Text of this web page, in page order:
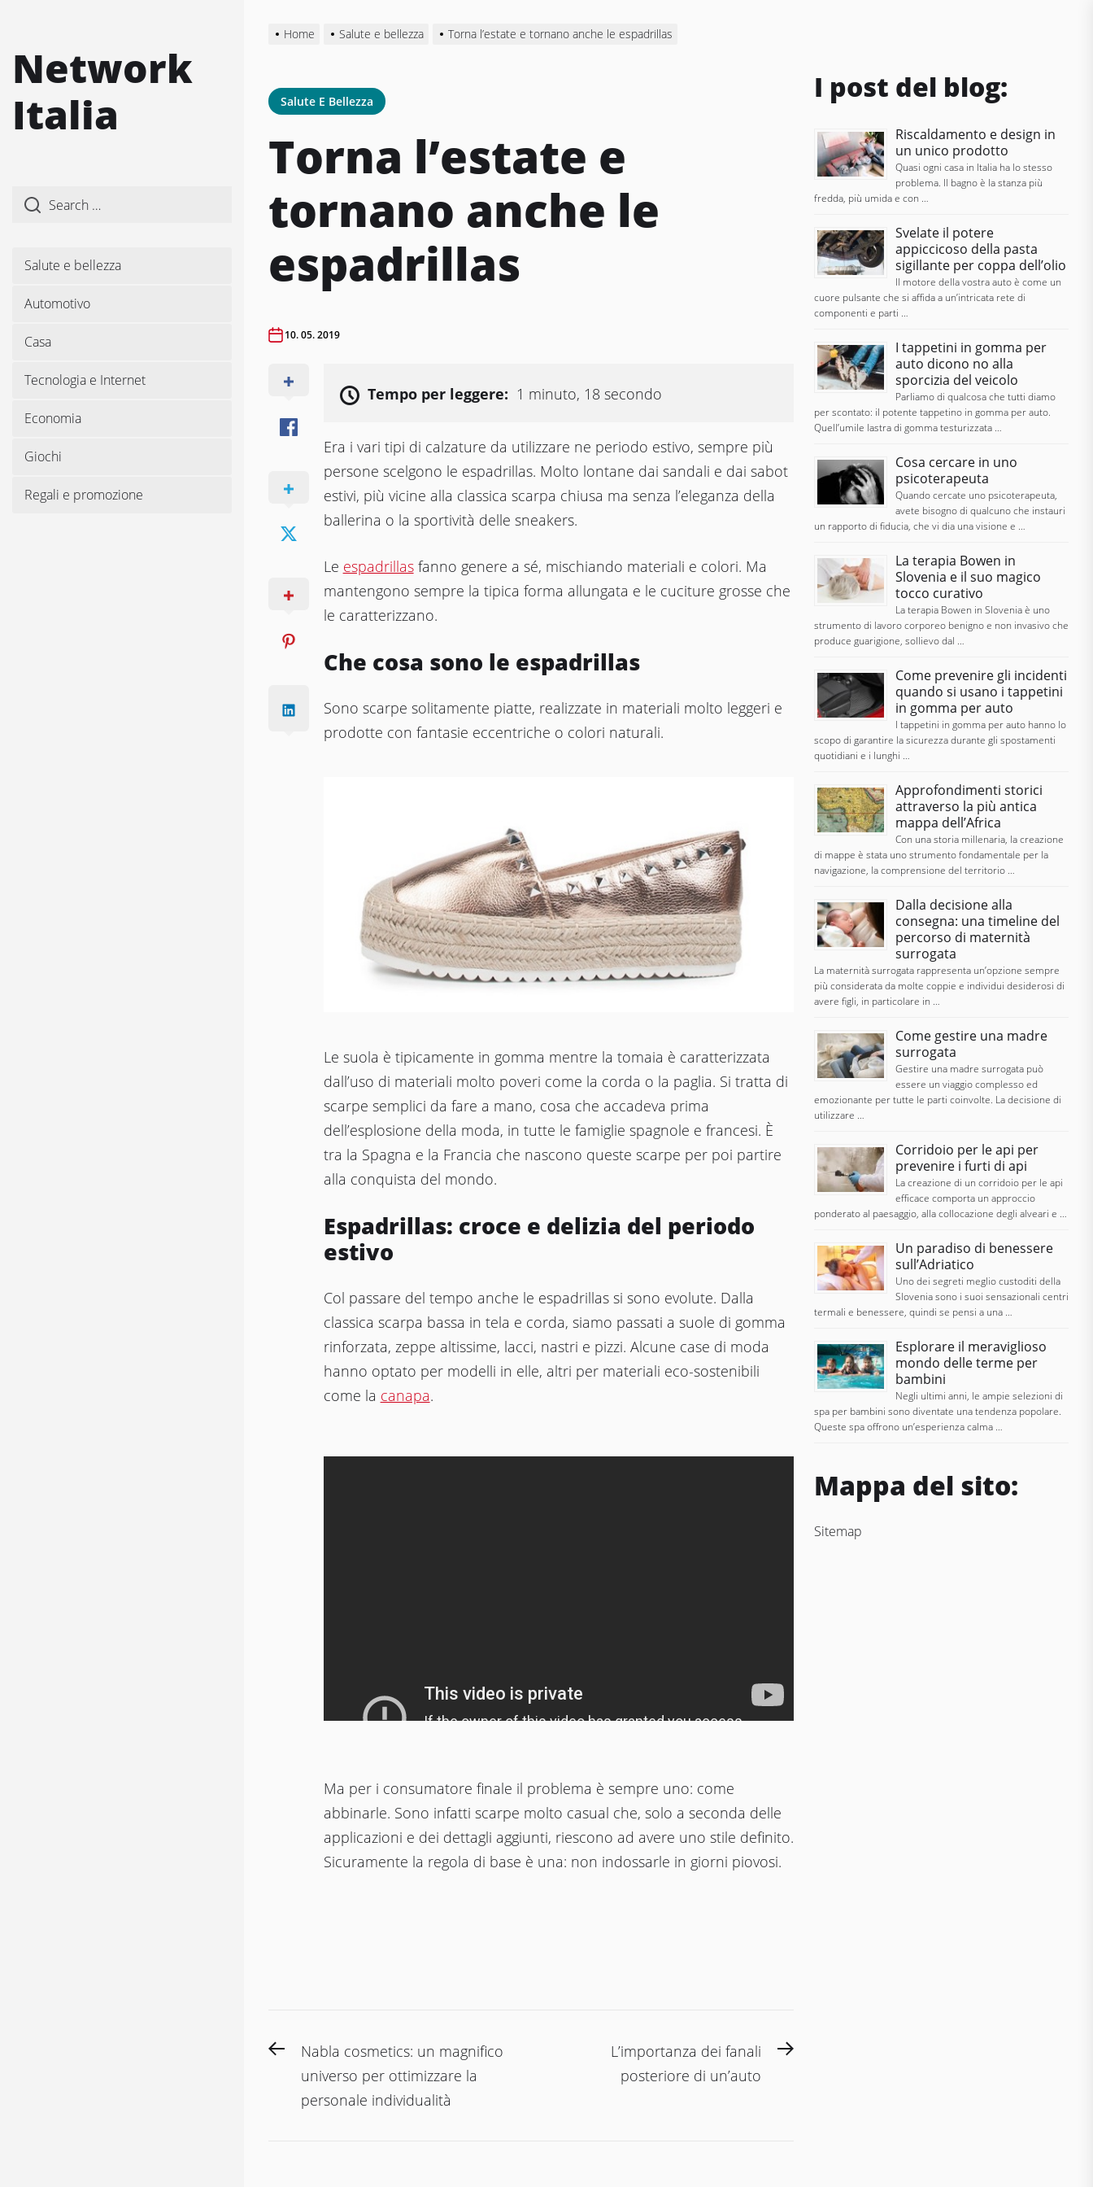
Network
Italia
Salute e bellezza
Automotivo
Casa
Tecnologia e Internet
Economia
Giochi
Regali e promozione
Home Salute e bellezza Torna l’estate e tornano anche le espadrillas
Salute E Bellezza
Torna l’estate e
tornano anche le
espadrillas
10. 05. 2019
Tempo per leggere: 1 minuto, 18 secondo
Era i vari tipi di calzature da utilizzare ne periodo estivo, sempre più
persone scelgono le espadrillas. Molto lontane dai sandali e dai sabot
estivi, più vicine alla classica scarpa chiusa ma senza l’eleganza della
ballerina o la sportività delle sneakers.
Le espadrillasfanno genere a sé, mischiando materiali e colori. Ma
mantengono sempre la tipica forma allungata e le cuciture grosse che
le caratterizzano.
Che cosa sono le espadrillas
Sono scarpe solitamente piatte, realizzate in materiali molto leggeri e
prodotte con fantasie eccentriche o colori naturali.
Le suola è tipicamente in gomma mentre la tomaia è caratterizzata
dall’uso di materiali molto poveri come la corda o la paglia. Si tratta di
scarpe semplici da fare a mano, cosa che accadeva prima
dell’esplosione della moda, in tutte le famiglie spagnole e francesi. È
tra la Spagna e la Francia che nascono queste scarpe per poi partire
alla conquista del mondo.
Espadrillas: croce e delizia del periodo
estivo
Col passare del tempo anche le espadrillas si sono evolute. Dalla
classica scarpa bassa in tela e corda, siamo passati a suole di gomma
rinforzata, zeppe altissime, lacci, nastri e pizzi. Alcune case di moda
hanno optato per modelli in elle, altri per materiali eco-sostenibili
come la canapa.
Ma per i consumatore finale il problema è sempre uno: come
abbinarle. Sono infatti scarpe molto casual che, solo a seconda delle
applicazioni e dei dettagli aggiunti, riescono ad avere uno stile definito.
Sicuramente la regola di base è una: non indossarle in giorni piovosi.
Navigazione
articoli
PreviousNabla cosmetics: un magnifico
universo per ottimizzare la
personale individualità
Next
L’importanza dei fanali
posteriore di un’auto
I post del blog:
Riscaldamento e design in
un unico prodotto
Quasi ogni casa in Italia ha lo stesso
problema. Il bagno è la stanza più
fredda, più umida e con …
Svelate il potere
appiccicoso della pasta
sigillante per coppa dell’olio
Il motore della vostra auto è come un
cuore pulsante che si affida a un’intricata rete di
componenti e parti …
I tappetini in gomma per
auto dicono no alla
sporcizia del veicolo
Parliamo di qualcosa che tutti diamo
per scontato: il potente tappetino in gomma per auto.
Quell’umile lastra di gomma testurizzata …
Cosa cercare in uno
psicoterapeuta
Quando cercate uno psicoterapeuta,
avete bisogno di qualcuno che instauri
un rapporto di fiducia, che vi dia una visione e …
La terapia Bowen in
Slovenia e il suo magico
tocco curativo
La terapia Bowen in Slovenia è uno
strumento di lavoro corporeo benigno e non invasivo che
produce guarigione, sollievo dal …
Come prevenire gli incidenti
quando si usano i tappetini
in gomma per auto
I tappetini in gomma per auto hanno lo
scopo di garantire la sicurezza durante gli spostamenti
quotidiani e i lunghi …
Approfondimenti storici
attraverso la più antica
mappa dell’Africa
Con una storia millenaria, la creazione
di mappe è stata uno strumento fondamentale per la
navigazione, la comprensione del territorio …
Dalla decisione alla
consegna: una timeline del
percorso di maternità
surrogata
La maternità surrogata rappresenta un’opzione sempre
più considerata da molte coppie e individui desiderosi di
avere figli, in particolare in …
Come gestire una madre
surrogata
Gestire una madre surrogata può
essere un viaggio complesso ed
emozionante per tutte le parti coinvolte. La decisione di
utilizzare …
Corridoio per le api per
prevenire i furti di api
La creazione di un corridoio per le api
efficace comporta un approccio
ponderato al paesaggio, alla collocazione degli alveari e …
Un paradiso di benessere
sull’Adriatico
Uno dei segreti meglio custoditi della
Slovenia sono i suoi sensazionali centri
termali e benessere, quindi se pensi a una …
Esplorare il meraviglioso
mondo delle terme per
bambini
Negli ultimi anni, le ampie selezioni di
spa per bambini sono diventate una tendenza popolare.
Queste spa offrono un’esperienza calma …
Mappa del sito:
Sitemap